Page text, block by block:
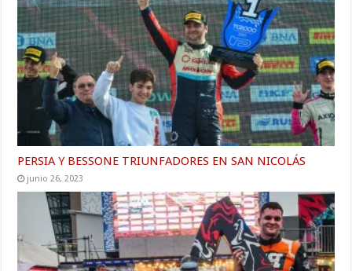
PERSIA Y BESSONE TRIUNFADORES EN SAN NICOLÁS
junio 26, 2023